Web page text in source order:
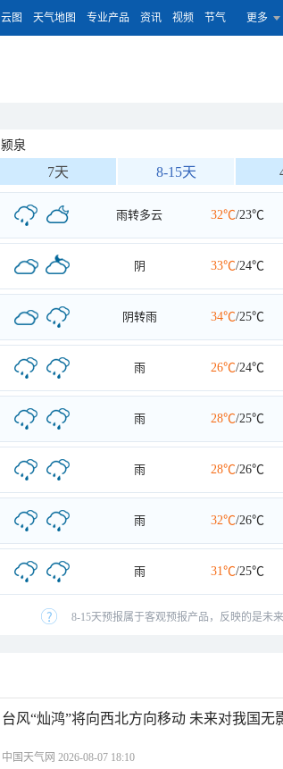
云图 天气地图 专业产品 资讯 视频 节气 更多
颍泉
7天 8-15天
雨转多云 32℃/23℃
阴 33℃/24℃
阴转雨 34℃/25℃
雨 26℃/24℃
雨 28℃/25℃
雨 28℃/26℃
雨 32℃/26℃
雨 31℃/25℃
8-15天预报属于客观预报产品，反映的是未
台风“灿鸿”将向西北方向移动 未来对我国无
中国天气网 2026-08-07 18:10